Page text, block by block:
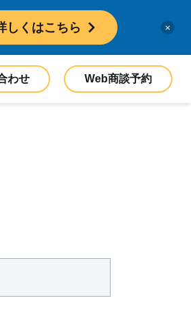
しくはこちら ×
わせ Web商談予約